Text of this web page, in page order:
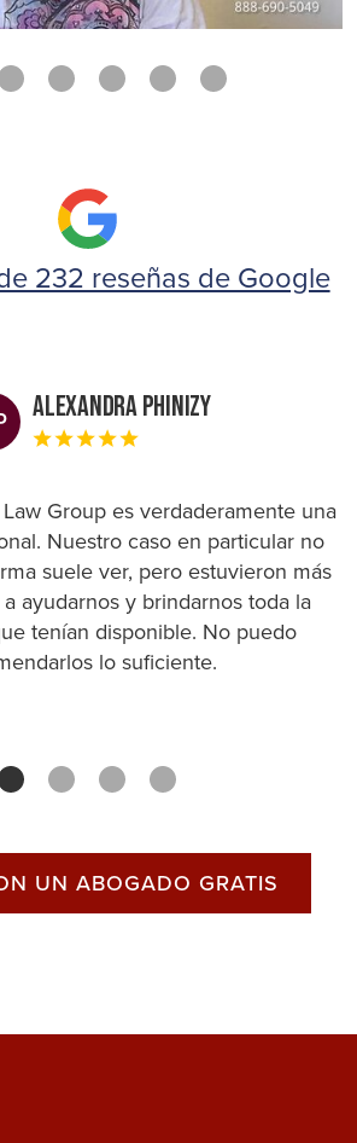
232 reseñas de Google
Alexandra Phinizy
Group es verdaderamente una
Nuestro caso en particular no
suele ver, pero estuvieron más
ayudarnos y brindarnos toda la
tenían disponible. No puedo
lo suficiente.
UN ABOGADO GRATIS